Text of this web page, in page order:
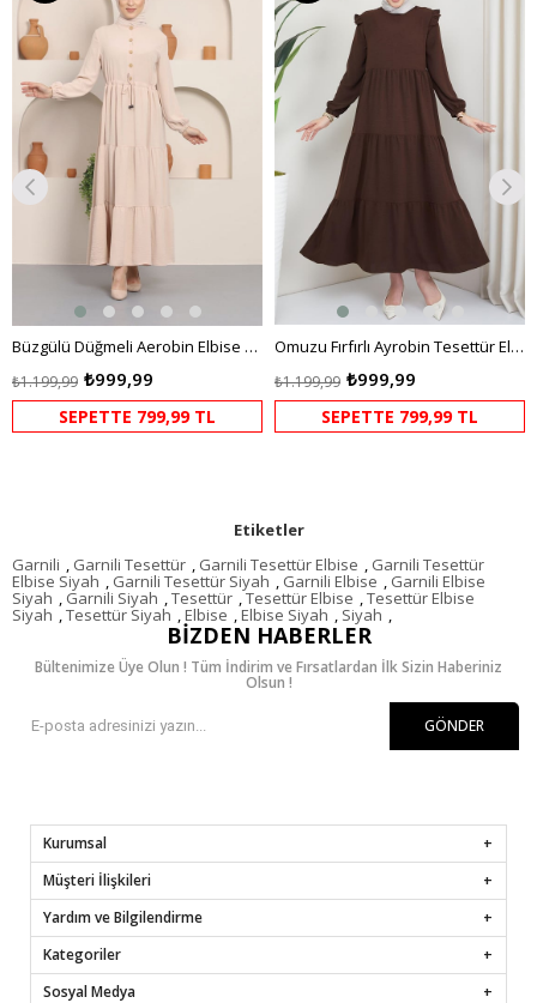
Büzgülü Düğmeli Aerobin Elbise Krem
₺999,99
₺1.199,99
%17İndirim
SEPETTE 799,99 TL
Omuzu Fırfırlı Ayrobin Tesettür Elbise Kahverengi HM2062
₺999,99
₺1.199,99
SEPETTE 799,99 TL
Etiketler
Garnili
Garnili Tesettür Garnili Tesettür Elbise Garnili Tesettür
Elbise Siyah Garnili Tesettür Siyah Garnili Elbise Garnili Elbise
Siyah Garnili Siyah Tesettür Tesettür Elbise Tesettür Elbise
Siyah Tesettür Siyah Elbise Elbise Siyah Siyah
BIZDEN HABERLER
Bültenimize Üye Olun ! Tüm İndirim ve Fırsatlardan İlk Sizin Haberiniz
Olsun !
GÖNDER
Kurumsal
Müşteri İlişkileri
Yardım ve Bilgilendirme
Kategoriler
Sosyal Medya